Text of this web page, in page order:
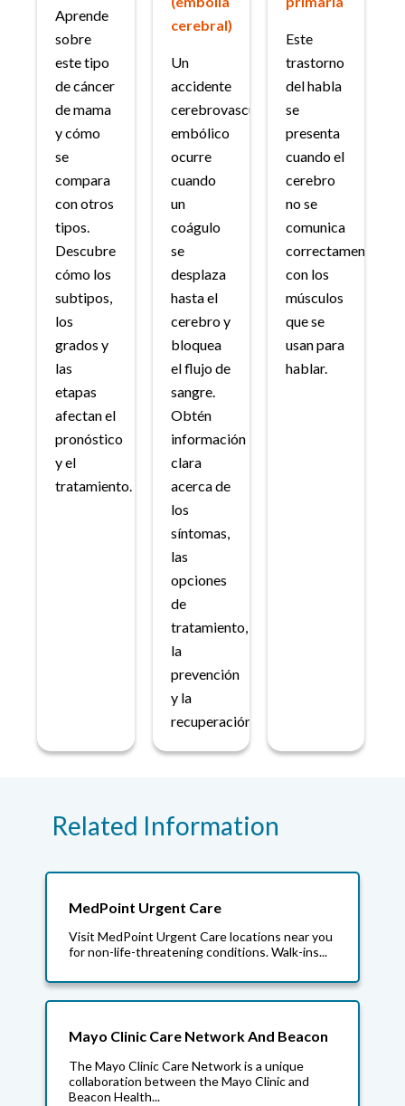
Aprende
sobre
este tipo
de cáncer
de mama
y cómo
se
compara
con otros
tipos.
Descubre
cómo los
subtipos,
los
grados y
las
etapas
afectan el
pronóstico
y el
tratamiento.
cerebral)
Un
accidente
cerebrovascular
embólico
ocurre
cuando
un
coágulo
se
desplaza
hasta el
cerebro y
bloquea
el flujo de
sangre.
Obtén
información
clara
acerca de
los
síntomas,
las
opciones
de
tratamiento,
la
prevención
y la
recuperación.
Este
trastorno
del habla
se
presenta
cuando el
cerebro
no se
comunica
correctamente
con los
músculos
que se
usan para
hablar.
Related Information
MedPoint Urgent Care
Visit MedPoint Urgent Care locations near you
for non-life-threatening conditions. Walk-ins...
Mayo Clinic Care Network And Beacon
The Mayo Clinic Care Network is a unique
collaboration between the Mayo Clinic and
Beacon Health...